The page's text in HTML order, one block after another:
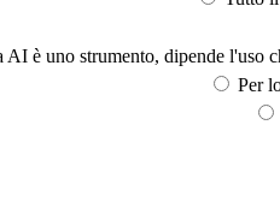
AI è uno strumento, dipende l'uso
Per